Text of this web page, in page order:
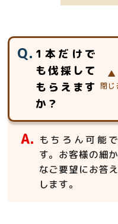
1本だけで
も伐採して
もらえます
か？
もちろん可能で
す。お客様の細か
なご要望にお答え
します。